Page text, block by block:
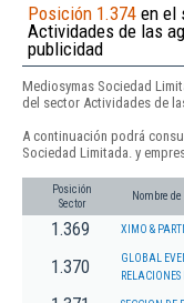
Posición 1.374 en el
Actividades de las
publicidad
Mediosymas Sociedad
del sector Actividades de
A continuación podrá
Sociedad Limitada. y
Posición
Sector
Nombre
1.369 XIMO &
1.370
GLOBAL
RELACIONES